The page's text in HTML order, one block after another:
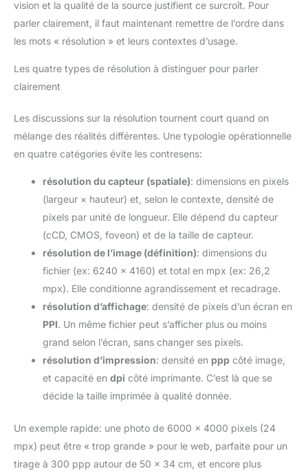
vision et la qualité de la source justifient ce surcroît. Pour
parler clairement, il faut maintenant remettre de l’ordre dans
les mots « résolution » et leurs contextes d’usage.
Les quatre types de résolution à distinguer pour parler
clairement
Les discussions sur la résolution tournent court quand on
mélange des réalités différentes. Une typologie opérationnelle
en quatre catégories évite les contresens:
résolution du capteur (spatiale): dimensions en pixels
(largeur × hauteur) et, selon le contexte, densité de
pixels par unité de longueur. Elle dépend du capteur
(cCD, CMOS, foveon) et de la taille de capteur.
résolution de l’image (définition): dimensions du
fichier (ex: 6240 × 4160) et total en mpx (ex: 26,2
mpx). Elle conditionne agrandissement et recadrage.
résolution d’affichage: densité de pixels d’un écran en
PPI. Un même fichier peut s’afficher plus ou moins
grand selon l’écran, sans changer ses pixels.
résolution d’impression: densité en ppp côté image,
et capacité en dpi côté imprimante. C’est là que se
décide la taille imprimée à qualité donnée.
Un exemple rapide: une photo de 6000 × 4000 pixels (24
mpx) peut être « trop grande » pour le web, parfaite pour un
tirage à 300 ppp autour de 50 × 34 cm, et encore plus